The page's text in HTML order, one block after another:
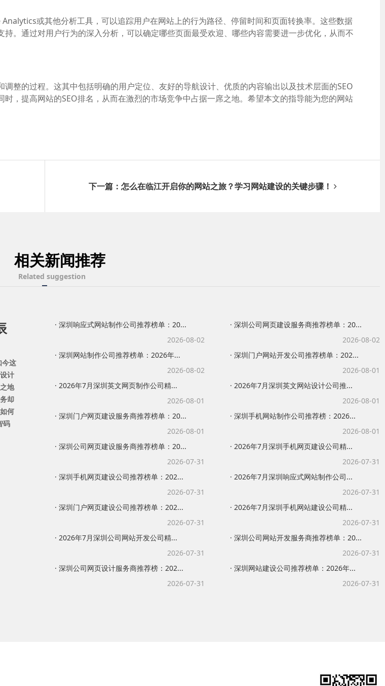
或其他分析工具，可以追踪用户在网站上的行为路径、停留时间和页面转换率。这些数据
。通过对用户行为的深入分析，可以确定哪些页面最受欢迎、哪些内容需要进一步优化，从而不
整的过程。这其中包括明确的用户定位、友好的导航设计、优质的内容输出以及技术层面的SEO
，提高网站的SEO排名，从而在激烈的市场竞争中占据一席之地。希望本文的指导能为您的网站
下一篇：怎么在临江开启你的网站之旅？学习网站建设的关键步骤！
相关新闻推荐
Related suggestion
今这
计
地
却
何
码
· 深圳响应式网站制作公司推荐榜单：20...
2026-08-02
· 深圳公司网页建设服务商推荐榜单：20...
2026-08-02
· 深圳网站制作公司推荐榜单：2026年...
2026-08-02
· 深圳门户网站开发公司推荐榜单：202...
2026-08-01
· 2026年7月深圳英文网页制作公司精...
2026-08-01
· 2026年7月深圳英文网站设计公司推...
2026-08-01
· 深圳门户网页建设服务商推荐榜单：20...
2026-08-01
· 深圳手机网站制作公司推荐榜：2026...
2026-08-01
· 深圳公司网页建设服务商推荐榜单：20...
2026-07-31
· 2026年7月深圳手机网页建设公司精...
2026-07-31
· 深圳手机网页建设公司推荐榜单：202...
2026-07-31
· 2026年7月深圳响应式网站制作公司...
2026-07-31
· 深圳门户网页建设公司推荐榜单：202...
2026-07-31
· 2026年7月深圳手机网站建设公司精...
2026-07-31
· 2026年7月深圳公司网站开发公司精...
2026-07-31
· 深圳公司网站开发服务商推荐榜单：20...
2026-07-31
· 深圳公司网页设计服务商推荐榜：202...
2026-07-31
· 深圳网站建设公司推荐榜单：2026年...
2026-07-31